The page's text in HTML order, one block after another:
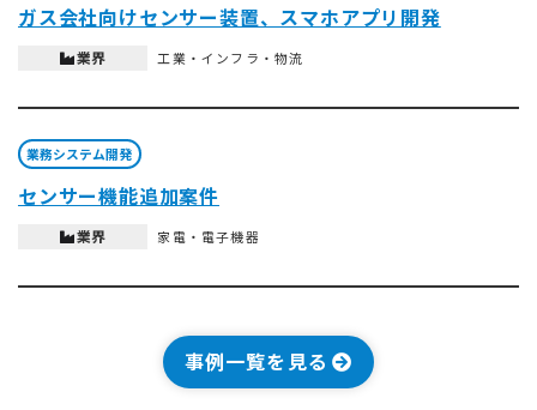
ガス会社向けセンサー装置、スマホアプリ開発
業界 工業・インフラ・物流
業務システム開発
センサー機能追加案件
業界 家電・電子機器
事例一覧を見る